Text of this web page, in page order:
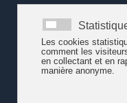
des compétences dans
formation allie les
Haute école spécialisée
Fribourg et la Haute
Les bénéficiaires d’une
niveaux politique et